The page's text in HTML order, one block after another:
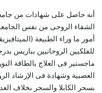
أنه حاصل على شهادات من
الشفاء الروحى من نفس
أمور ما وراء الطبيعة
للفلكيين الروحانيين بباريس
ماجستير فى العلاج بالطاقة
العصبية وشهادة فى الإرشاد
بسحر الكابلا والسجر بخلاف